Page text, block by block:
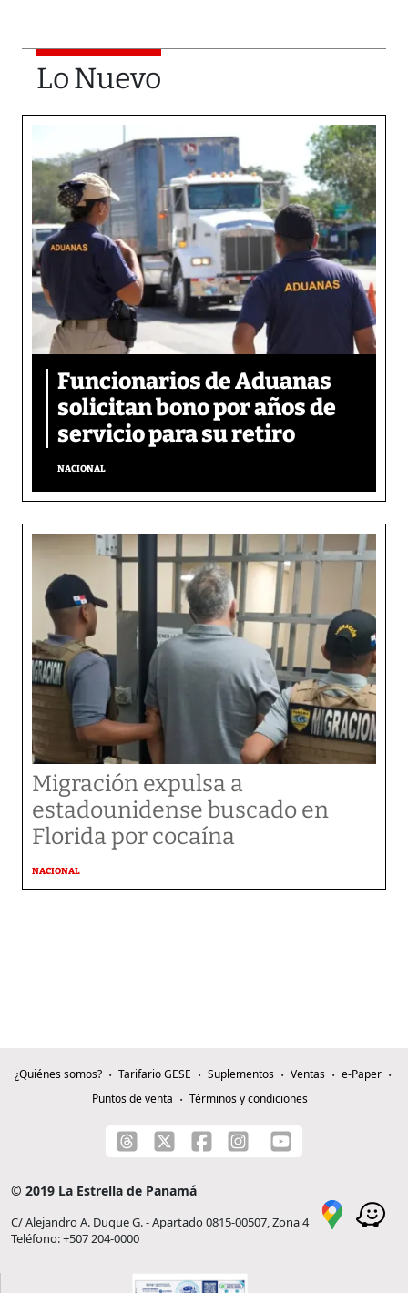
Lo Nuevo
Funcionarios de Aduanas
solicitan bono por años de
servicio para su retiro
NACIONAL
Migración expulsa a
estadounidense buscado en
Florida por cocaína
NACIONAL
¿Quiénes somos? Tarifario GESE Suplementos Ventas
e-Paper
Puntos de venta
Términos y condiciones
© 2019 La Estrella de Panamá
C/ Alejandro A. Duque G. - Apartado 0815-00507, Zona 4
Teléfono: +507 204-0000